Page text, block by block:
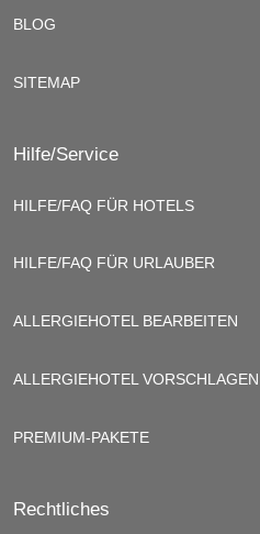
BLOG
SITEMAP
Hilfe/Service
HILFE/FAQ FÜR HOTELS
HILFE/FAQ FÜR URLAUBER
ALLERGIEHOTEL BEARBEITEN
ALLERGIEHOTEL VORSCHLAGEN
PREMIUM-PAKETE
Rechtliches